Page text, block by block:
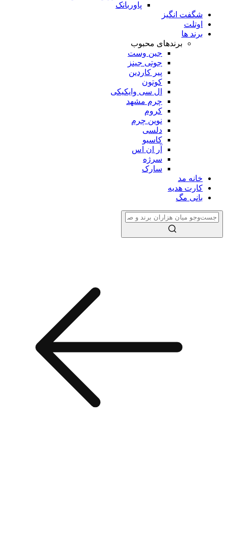
پاوربانک
شگفت انگیز
اوتلت
برند ها
برندهای محبوب
جین وست
جوتی جینز
پیر کاردین
کوتون
ال سی وایکیکی
چرم مشهد
کروم
نوین چرم
دلسی
کاسیو
آر ان اس
سرژه
سارک
خانه مد
کارت هدیه
بانی مگ